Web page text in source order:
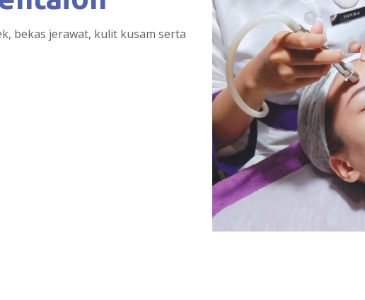
bekas jerawat, kulit kusam serta